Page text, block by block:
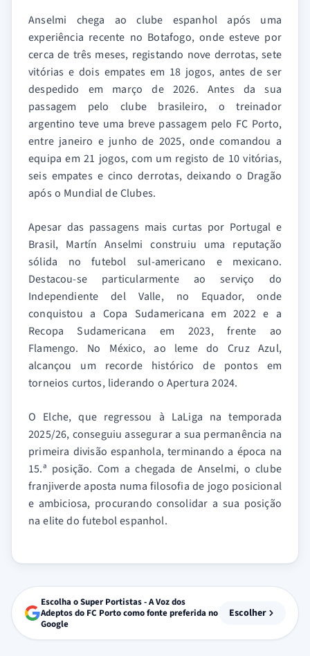
Anselmi chega ao clube espanhol após uma
experiência recente no Botafogo, onde esteve por
cerca de três meses, registando nove derrotas, sete
vitórias e dois empates em 18 jogos, antes de ser
despedido em março de 2026. Antes da sua
passagem pelo clube brasileiro, o treinador
argentino teve uma breve passagem pelo FC Porto,
entre janeiro e junho de 2025, onde comandou a
equipa em 21 jogos, com um registo de 10 vitórias,
seis empates e cinco derrotas, deixando o Dragão
após o Mundial de Clubes.
Apesar das passagens mais curtas por Portugal e
Brasil, Martín Anselmi construiu uma reputação
sólida no futebol sul-americano e mexicano.
Destacou-se particularmente ao serviço do
Independiente del Valle, no Equador, onde
conquistou a Copa Sudamericana em 2022 e a
Recopa Sudamericana em 2023, frente ao
Flamengo. No México, ao leme do Cruz Azul,
alcançou um recorde histórico de pontos em
torneios curtos, liderando o Apertura 2024.
O Elche, que regressou à LaLiga na temporada
2025/26, conseguiu assegurar a sua permanência na
primeira divisão espanhola, terminando a época na
15.ª posição. Com a chegada de Anselmi, o clube
franjiverde aposta numa filosofia de jogo posicional
e ambiciosa, procurando consolidar a sua posição
na elite do futebol espanhol.
Escolha o Super Portistas - A Voz dos
Adeptos do FC Porto como fonte preferida no
Google
Escolher